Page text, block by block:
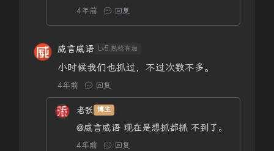
4年前 回复
威言威语 Lv5.熟稔有加
小时候我们也抓过，不过次数不多。
4年前 回复
老张 博主
@威言威语 现在是想抓都抓 不到了。
4年前 回复